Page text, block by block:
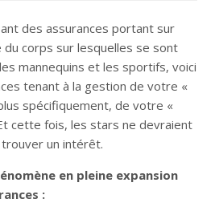
des assurances portant sur
corps sur lesquelles se sont
mannequins et les sportifs, voici
tenant à la gestion de votre «
spécifiquement, de votre «
cette fois, les stars ne devraient
un intérêt.
en pleine expansion
: